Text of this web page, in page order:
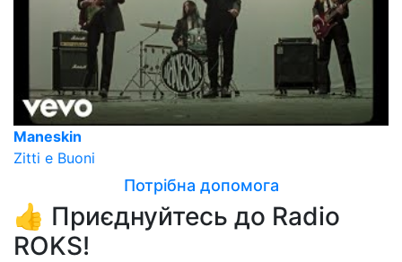
Maneskin
Zitti e Buoni
Потрібна допомога
👍 Приєднуйтесь до Radio
ROKS!